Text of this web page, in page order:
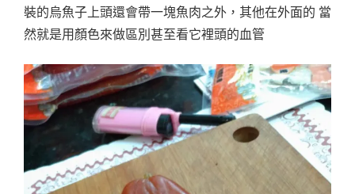
裝的烏魚子上頭還會帶一塊魚肉之外，其他在外面的 當
然就是用顏色來做區別甚至看它裡頭的血管